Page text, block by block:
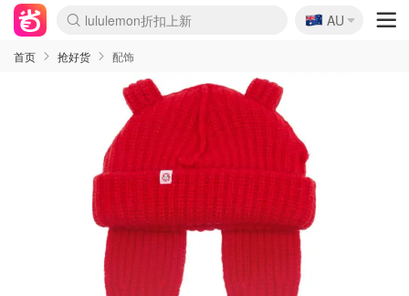
lululemon折扣上新
Sasa美妆护肤3.5折
SSENSE年中3折
FreshBeauty好价汇总
Cettire降价+叠9折
Farfetch折上8折
WWS Coles超市实拍
viagogo二手票捡漏
Myer清仓1折起
The Outnet奢牌1折起
David Jones 3折起
Flannels大牌1折
Perfumes Club护肤1折
AMIRO返校季6.2折
Oweek抽奖送Airpods
Amazon折扣汇总
eToro入金$200送$50
Amazon数码好物
ICONIC本周7.5折
ThedoubleF高奢地板价
Moose Knuckles 6折
丝芙兰5折起
EUFY官网3.7折起
Selenichast首饰2折
Trip机票酒店促销
YSL送5件彩妆礼
Amazon家居好物
BIGBANG巡演开票
David Jones时尚3折
Amazon美妆护肤
雅漾大喷$8
过敏原检测盒$33
伊索独家赠50ml沐浴露
科颜氏清仓3折
SEALIFE海洋馆门票6折
丝塔芙大白罐$16
订阅Newsletter送香薰
Cult Beauty 6.8折
Harrods圣诞日历2.3折
LN-CC奢牌私促3折
d'Alba空姐喷雾$16
EVE LOM套装逆天2折
Bernardelli独家4折
Adore Beauty 6折起
CT圣诞日历
Mytheresa奢品2.7折
Luxury Escapes 9折
Currentbody美容仪9折
MOON Garden Live
ALLSAINTS美衣3折
Roborock扫地机3.7折
Tingo Life水杯$24
Valentino官网5折
CR洗发护发6.3折
🇦🇺
AU
首页 抢好货 配饰